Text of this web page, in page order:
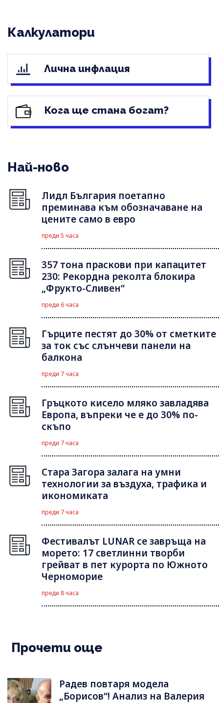
Калкулатори
Лична инфлация
Кога ще стана богат?
Най-ново
Лидл България поетапно
преминава към обозначаване на
цените само в евро
преди 5 часа
357 тона праскови при капацитет
230: Рекордна реколта блокира
„Фрукто-Сливен“
преди 6 часа
Гърците пестят до 30% от сметките
за ток със слънчеви панели на
балкона
преди 7 часа
Гръцкото кисело мляко завладява
Европа, въпреки че е до 30% по-
скъпо
преди 7 часа
Стара Загора залага на умни
технологии за въздуха, трафика и
икономиката
преди 7 часа
Фестивалът LUNAR се завръща на
морето: 17 светлинни творби
грейват в пет курорта по Южното
Черноморие
преди 8 часа
Прочети още
Радев повтаря модела
„Борисов“! Анализ на Валерия